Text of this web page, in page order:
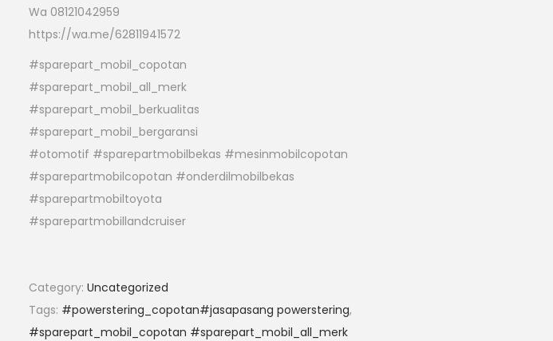
Wa 08121042959
https://wa.me/62811941572
#sparepart_mobil_copotan
#sparepart_mobil_all_merk
#sparepart_mobil_berkualitas
#sparepart_mobil_bergaransi
#otomotif #sparepartmobilbekas #mesinmobilcopotan
#sparepartmobilcopotan #onderdilmobilbekas
#sparepartmobiltoyota
#sparepartmobillandcruiser
Category: Uncategorized
Tags: #powerstering_copotan#jasapasang powerstering,
#sparepart_mobil_copotan #sparepart_mobil_all_merk